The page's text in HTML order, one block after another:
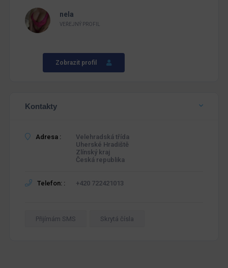
nela
VEŘEJNÝ PROFIL
Zobrazit profil
Kontakty
Adresa :
Velehradská třída
Uherské Hradiště
Zlínský kraj
Česká republika
Telefon: : +420 722421013
Přijímám SMS Skrytá čísla